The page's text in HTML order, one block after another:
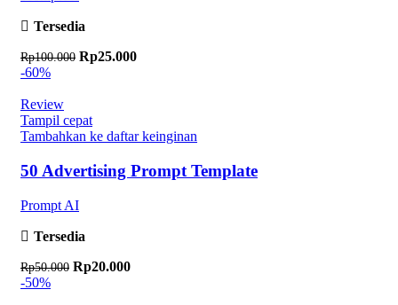
Tersedia
Rp100.000 Harga aslinya adalah: Rp100.000.
Rp25.000
-60%
Review
Tampil cepat
Tambahkan ke daftar keinginan
50 Advertising Prompt Template
Prompt AI
Tersedia
Rp50.000 Harga aslinya adalah: Rp50.000.
Rp20.000
-50%